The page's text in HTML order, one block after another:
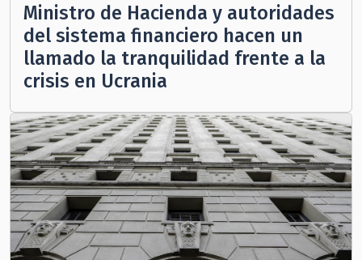
Ministro de Hacienda y autoridades
del sistema financiero hacen un
llamado la tranquilidad frente a la
crisis en Ucrania